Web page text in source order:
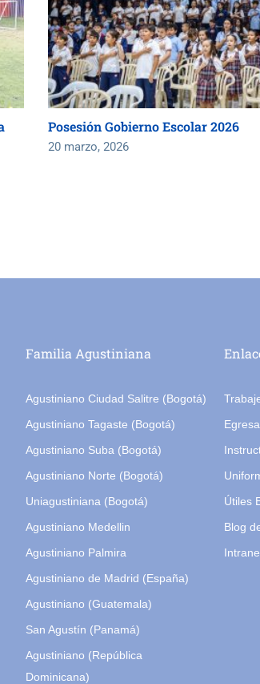
Posesión Gobierno Escolar 2026
20 marzo, 2026
Familia Agustiniana
Agustiniano Ciudad Salitre (Bogotá)
Agustiniano Tagaste (Bogotá)
Agustiniano Suba (Bogotá)
Agustiniano Norte (Bogotá)
Uniagustiniana (Bogotá)
Agustiniano Medellin
Agustiniano Palmira
Agustiniano de Madrid (España)
Agustiniano (Guatemala)
San Agustín (Panamá)
Agustiniano (República
Dominicana)
Útiles
Blog